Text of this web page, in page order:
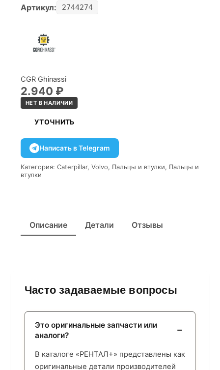
Артикул: 2744274
CGR Ghinassi
2.940 ₽
НЕТ В НАЛИЧИИ
УТОЧНИТЬ
Написать в Telegram
Категория: Caterpillar, Volvo, Пальцы и втулки, Пальцы и
втулки
Описание Детали Отзывы
Часто задаваемые вопросы
Это оригинальные запчасти или
аналоги?
В каталоге «РЕНТАЛ+» представлены как
оригинальные детали производителей